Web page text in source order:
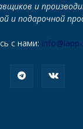
и
и подарочной
с нами: